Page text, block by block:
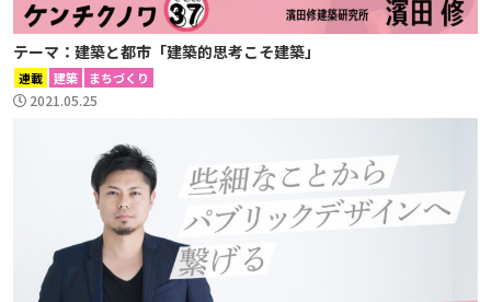
テーマ：建築と都市「建築的思考こそ建築」
連載 建築 まちづくり
2021.05.25